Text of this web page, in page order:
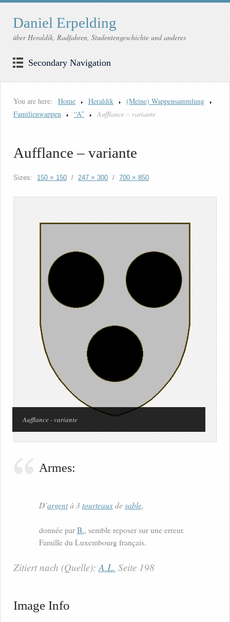
Daniel Erpelding
über Heraldik, Radfahren, Studentengeschichte und anderes
Secondary Navigation
You are here: Home Heraldik
(Meine) Wappensammlung
Familienwappen
“A” Aufflance – variante
Aufflance – variante
Sizes: 150 × 150 / 247 × 300 / 700 × 850
Aufflance - variante
Armes:
D’argentà 3tourteauxdesable,
donnée par B., semble reposer sur une erreur.
Famille du Luxembourg français.
Zitiert nach (Quelle): A.L. Seite 198
Image Info